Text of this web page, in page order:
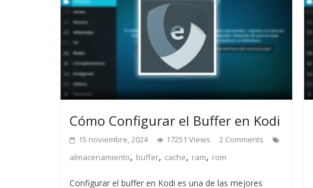
Cómo Configurar el Buffer en Kodi
15 noviembre, 2024 17251 Views
2 Comments
almacenamiento, buffer, cache, ram, rom
Configurar el buffer en Kodi es una de las mejores